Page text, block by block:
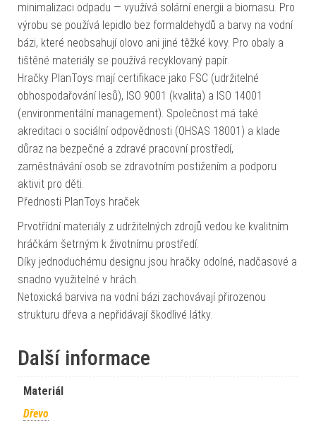
minimalizaci odpadu — využívá solární energii a biomasu. Pro
výrobu se používá lepidlo bez formaldehydů a barvy na vodní
bázi, které neobsahují olovo ani jiné těžké kovy. Pro obaly a
tištěné materiály se používá recyklovaný papír.
Hračky PlanToys mají certifikace jako FSC (udržitelné
obhospodařování lesů), ISO 9001 (kvalita) a ISO 14001
(environmentální management). Společnost má také
akreditaci o sociální odpovědnosti (OHSAS 18001) a klade
důraz na bezpečné a zdravé pracovní prostředí,
zaměstnávání osob se zdravotním postižením a podporu
aktivit pro děti.
Přednosti PlanToys hraček
Prvotřídní materiály z udržitelných zdrojů vedou ke kvalitním
hráčkám šetrným k životnímu prostředí.
Díky jednoduchému designu jsou hračky odolné, nadčasové a
snadno využitelné v hrách.
Netoxická barviva na vodní bázi zachovávají přirozenou
strukturu dřeva a nepřidávají škodlivé látky.
Další informace
Materiál
Dřevo